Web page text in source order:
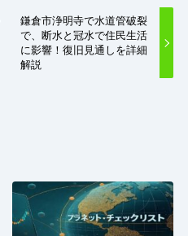
鎌倉市浄明寺で水道管破裂
で、断水と冠水で住民生活
に影響！復旧見通しを詳細
解説